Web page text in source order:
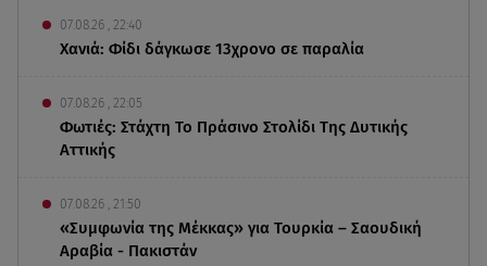
07.08.26 , 22:40
Χανιά: Φίδι δάγκωσε 13χρονο σε παραλία
07.08.26 , 22:05
Φωτιές: Στάχτη Το Πράσινο Στολίδι Της Δυτικής
Αττικής
07.08.26 , 21:50
«Συμφωνία της Μέκκας» για Τουρκία – Σαουδική
Αραβία - Πακιστάν